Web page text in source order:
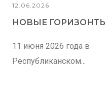
12.06.2026
НОВЫЕ
11 июня 2026 года в
Республиканском...